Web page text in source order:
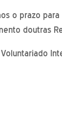
o prazo
doutras